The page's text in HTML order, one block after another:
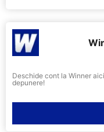
Deschide cont la Winner
depunere!